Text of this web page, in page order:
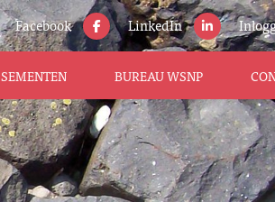
Facebook LinkedIn
BUREAU WSNP